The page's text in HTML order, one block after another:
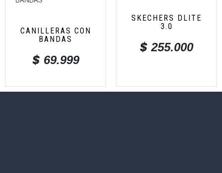
CANILLERAS CON
BANDAS
$ 69.999
SKECHERS DLITE
3.0
$ 255.000